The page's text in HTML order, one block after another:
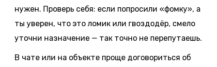
нужен. Проверь себя: если попросили «фомку», а
ты уверен, что это ломик или гвоздодёр, смело
уточни назначение — так точно не перепутаешь.
В чате или на объекте проще договориться об